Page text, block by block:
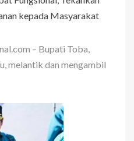
kepada Masyarakat
– Bupati Toba,
melantik dan mengambil